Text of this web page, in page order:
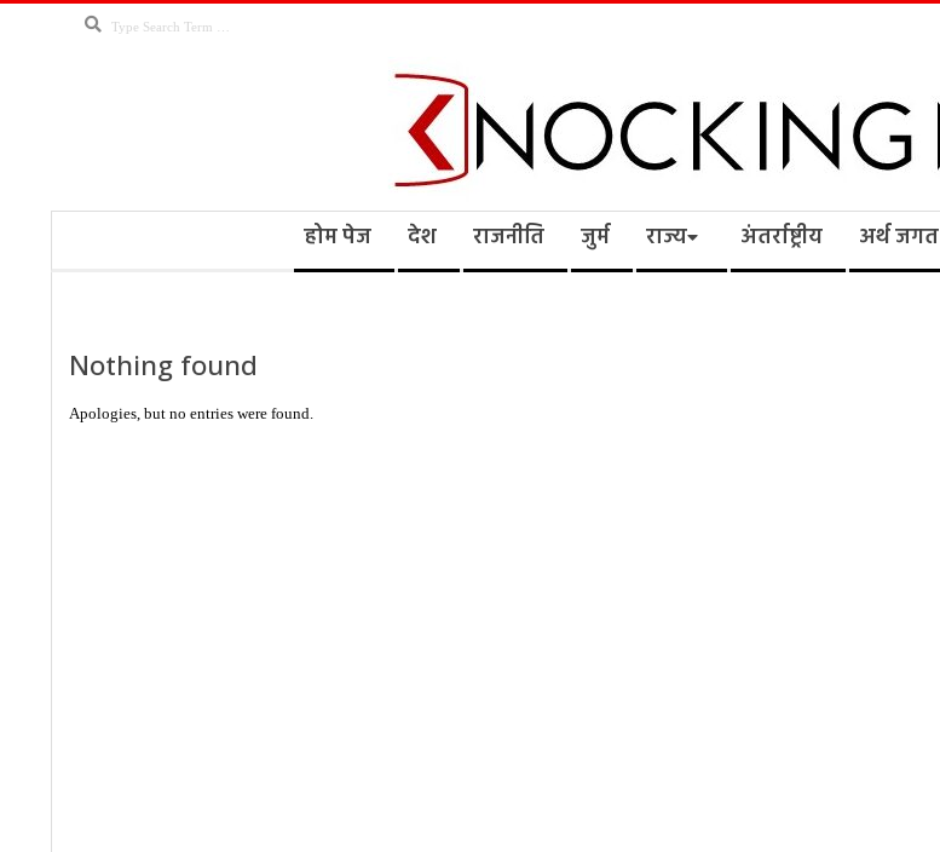
Search
Knocking
होम पेज देश राजनीति जुर्म राज्य अंतर्राष्ट्रीय अर्थ जगत
Nothing found
Apologies, but no entries were found.